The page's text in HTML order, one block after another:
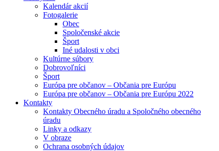
Kalendár akcií
Fotogalerie
Obec
Spoločenské akcie
Šport
Iné udalosti v obci
Kultúrne súbory
Dobrovoľníci
Šport
Európa pre občanov – Občania pre Európu
Európa pre občanov – Občania pre Európu 2022
Kontakty
Kontakty Obecného úradu a Spoločného obecného
úradu
Linky a odkazy
V obraze
Ochrana osobných údajov